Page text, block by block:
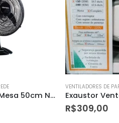
Ventilador de Mesa 50cm Notos Ventisol
VENTILADORES DE
R$309,00